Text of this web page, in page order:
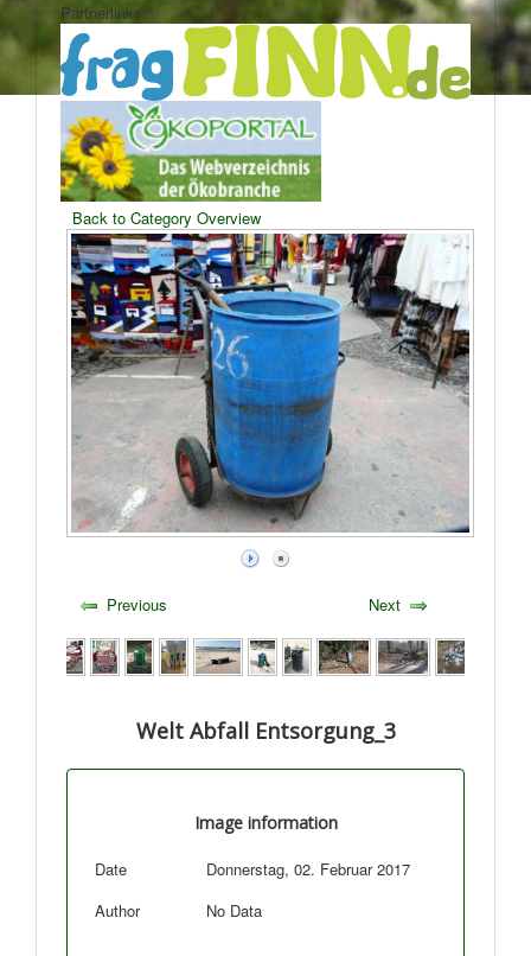
Partnerlinks:
Back to Category Overview
Previous Next
Welt Abfall Entsorgung_3
Image information
Date
Donnerstag, 02. Februar 2017
Author
No Data